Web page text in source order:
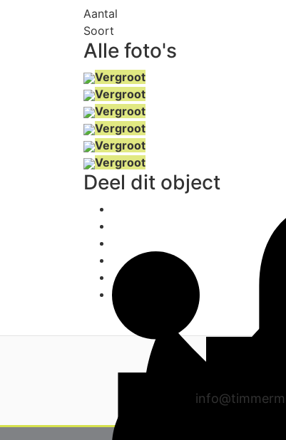
Aantal
Soort
Alle foto's
Vergroot
Vergroot
Vergroot
Vergroot
Vergroot
Vergroot
Deel dit object